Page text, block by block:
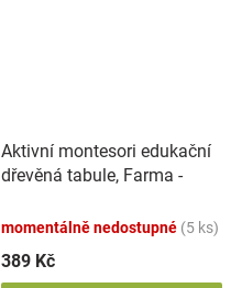
Aktivní montesori edukační
dřevěná tabule, Farma -
momentálně nedostupné (5 ks)
389 Kč